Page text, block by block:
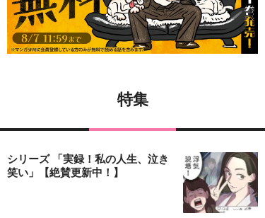
特集
シリーズ 「実録！私の人生、泣き
笑い」【絶賛更新中！】